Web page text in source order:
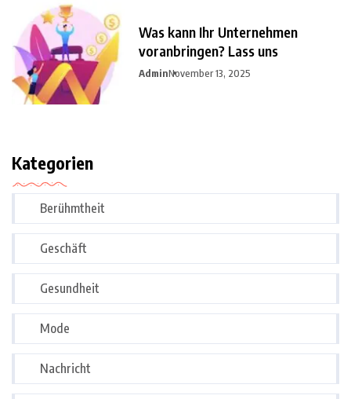
Was kann Ihr Unternehmen
voranbringen? Lass uns
AdminNovember 13, 2025
Kategorien
Berühmtheit
Geschäft
Gesundheit
Mode
Nachricht